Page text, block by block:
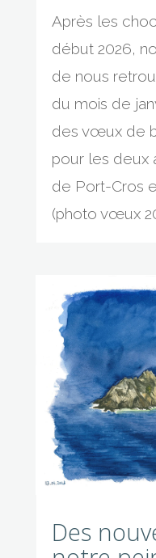
Après les
début 2026,
de nous
du mois de
des vœux de
pour les deux
de Port-Cros
(photo vœux
Des